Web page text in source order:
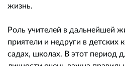
жизнь.
Роль учителей в дальнейшей
приятели и недруги в детских
садах, школах. В этот период